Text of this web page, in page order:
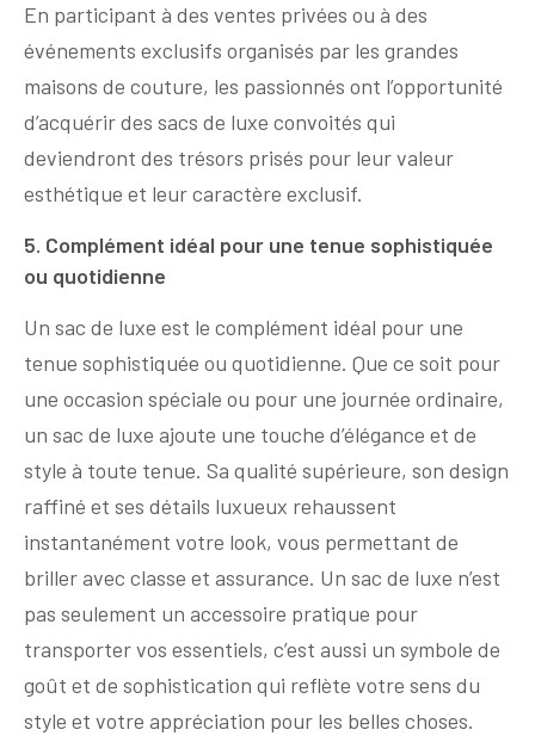
En participant à des ventes privées ou à des
événements exclusifs organisés par les grandes
maisons de couture, les passionnés ont l’opportunité
d’acquérir des sacs de luxe convoités qui
deviendront des trésors prisés pour leur valeur
esthétique et leur caractère exclusif.
5. Complément idéal pour une tenue sophistiquée
ou quotidienne
Un sac de luxe est le complément idéal pour une
tenue sophistiquée ou quotidienne. Que ce soit pour
une occasion spéciale ou pour une journée ordinaire,
un sac de luxe ajoute une touche d’élégance et de
style à toute tenue. Sa qualité supérieure, son design
raffiné et ses détails luxueux rehaussent
instantanément votre look, vous permettant de
briller avec classe et assurance. Un sac de luxe n’est
pas seulement un accessoire pratique pour
transporter vos essentiels, c’est aussi un symbole de
goût et de sophistication qui reflète votre sens du
style et votre appréciation pour les belles choses.